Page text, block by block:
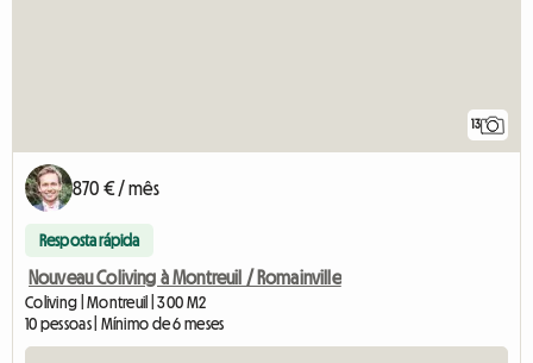
13
870 € / mês
Resposta rápida
Nouveau Coliving à Montreuil / Romainville
Coliving | Montreuil | 300 M2
10 pessoas | Mínimo de 6 meses